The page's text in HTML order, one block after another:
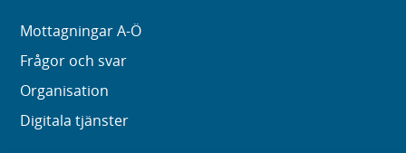
Mottagningar A-Ö
Frågor och svar
Organisation
Digitala tjänster